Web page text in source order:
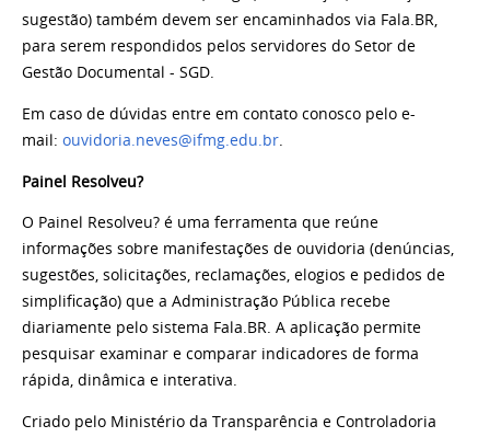
sugestão) também devem ser encaminhados via Fala.BR,
para serem respondidos pelos servidores do Setor de
Gestão Documental - SGD.
Em caso de dúvidas entre em contato conosco pelo e-
mail: ouvidoria.neves@ifmg.edu.br.
Painel Resolveu?
O Painel Resolveu? é uma ferramenta que reúne
informações sobre manifestações de ouvidoria (denúncias,
sugestões, solicitações, reclamações, elogios e pedidos de
simplificação) que a Administração Pública recebe
diariamente pelo sistema Fala.BR. A aplicação permite
pesquisar examinar e comparar indicadores de forma
rápida, dinâmica e interativa.
Criado pelo Ministério da Transparência e Controladoria